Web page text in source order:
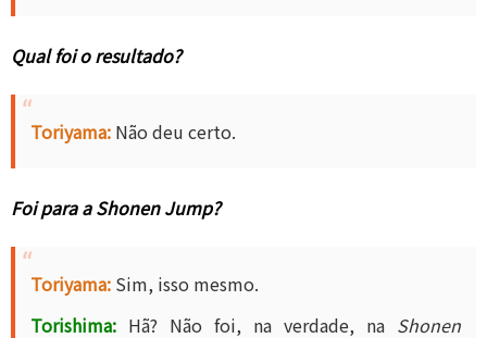
Qual foi o resultado?
Toriyama: Não deu certo.
Foi para a Shonen Jump?
Toriyama: Sim, isso mesmo.
Torishima: Hã? Não foi, na verdade, na Shonen